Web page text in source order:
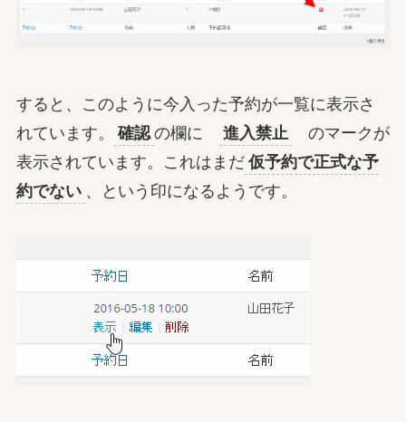
すると、このように今入った予約が一覧に表示さ
れています。
確認 の欄に 進入禁止
のマークが
表示されています。これはまだ 仮予約で正式な予
約でない 、という印になるようです。